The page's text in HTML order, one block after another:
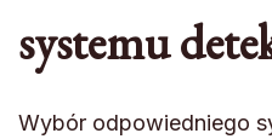
systemu
Wybór odpowiedniego